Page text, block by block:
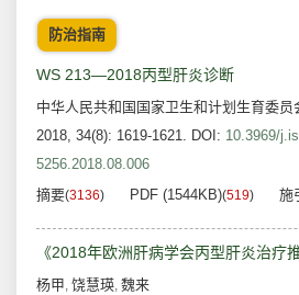
防治指南
WS 213—2018丙型肝炎诊断
中华人民共和国国家卫生和计划生育委员
2018, 34(8): 1619-1621. DOI: 10.3969/
5256.2018.08.006
摘要(3136) PDF (1544KB)(519) 施
《2018年欧洲肝病学会丙型肝炎治疗
杨甲, 饶慧瑛, 魏来